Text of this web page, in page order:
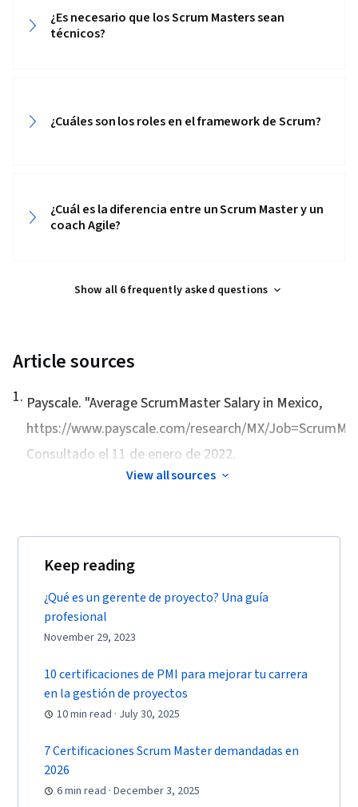
Scoping, Change Management, Backlogs,
Facilitation, Project Documentation,
Communication Planning, Stakeholder
Organizational Structure, Strategic Thinking,
Storytelling, Project Controls, Project
Management, Leadership and Management,
Issue Tracking, Project Implementation,
Professional Development, Prompt Engineering
Tools, Prompt Engineering, AI literacy,
Frameworks, Business Writing, Performance
Metric, Resource Management, Budgeting,
Mitigation, Document Management, Budget
Estimation, Project Schedules
¿Es necesario que los Scrum Masters sean
técnicos?
¿Cuáles son los roles en el framework de Scrum?
¿Cuál es la diferencia entre un Scrum Master y un
coach Agile?
Show all 6 frequently asked questions
Article sources
1. Payscale. "Average ScrumMaster Salary in Mexico,
https://www.payscale.com/research/MX/
Consultado el 11 de enero de 2022.
View all sources
Keep reading
¿Qué es un gerente de proyecto? Una guía
profesional
November 29, 2023
10 certificaciones de PMI para mejorar tu carrera
en la gestión de proyectos
10 min read · July 30, 2025
7 Certificaciones Scrum Master demandadas en
2026
6 min read · December 3, 2025